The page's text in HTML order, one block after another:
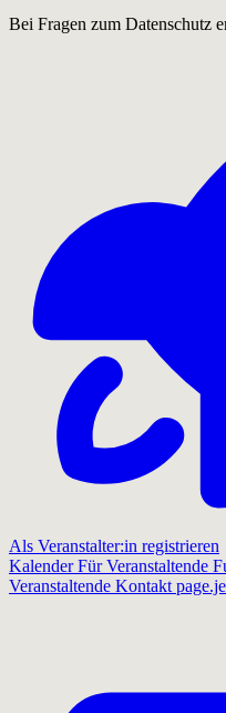
Bei Fragen zum Datenschutz
Als Veranstalter:in registrieren
KalenderFür Veranstaltende
Veranstaltende Kontakt